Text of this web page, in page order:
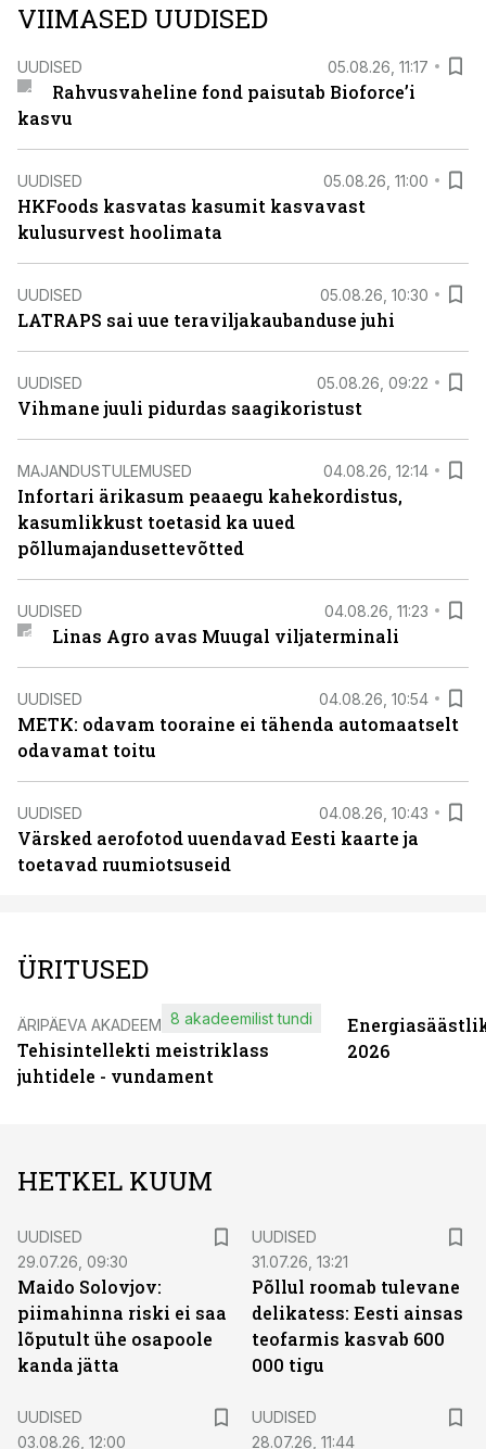
VIIMASED UUDISED
UUDISED 05.08.26, 11:17
Rahvusvaheline fond paisutab Bioforce’i
kasvu
UUDISED 05.08.26, 11:00
HKFoods kasvatas kasumit kasvavast
kulusurvest hoolimata
UUDISED 05.08.26, 10:30
LATRAPS sai uue teraviljakaubanduse juhi
UUDISED 05.08.26, 09:22
Vihmane juuli pidurdas saagikoristust
MAJANDUSTULEMUSED 04.08.26, 12:14
Infortari ärikasum peaaegu kahekordistus,
kasumlikkust toetasid ka uued
põllumajandusettevõtted
UUDISED 04.08.26, 11:23
Linas Agro avas Muugal viljaterminali
UUDISED 04.08.26, 10:54
METK: odavam tooraine ei tähenda automaatselt
odavamat toitu
UUDISED 04.08.26, 10:43
Värsked aerofotod uuendavad Eesti kaarte ja
toetavad ruumiotsuseid
ÜRITUSED
ÄRIPÄEVA AKADEEMIA
Tehisintellekti meistriklass
juhtidele - vundament
8 akadeemilist tundi
2026
HETKEL KUUM
UUDISED
29.07.26, 09:30
Maido Solovjov:
piimahinna riski ei saa
lõputult ühe osapoole
kanda jätta
UUDISED
31.07.26, 13:21
Põllul roomab tulevane
delikatess: Eesti ainsas
teofarmis kasvab 600
000 tigu
UUDISED
03.08.26, 12:00
UUDISED
28.07.26, 11:44